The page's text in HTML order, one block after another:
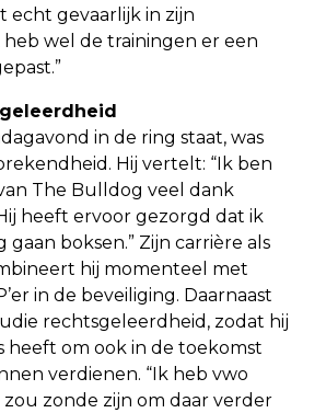
echt gevaarlijk in zijn
heb wel de trainingen er een
in de ring staat, was
Hij vertelt: “Ik ben
The Bulldog veel dank
heeft ervoor gezorgd dat ik
gaan boksen.” Zijn carrière als
hij momenteel met
in de beveiliging. Daarnaast
rechtsgeleerdheid, zodat hij
heeft om ook in de toekomst
verdienen. “Ik heb vwo
zonde zijn om daar verder